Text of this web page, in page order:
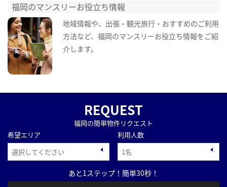
福岡のマンスリーお役立ち情報
地域情報や、出張・観光旅行・おすすめのご利用
方法など、福岡のマンスリーお役立ち情報をご紹
介します。
REQUEST
福岡の簡単物件リクエスト
希望エリア
利用人数
あと1ステップ！簡単30秒！